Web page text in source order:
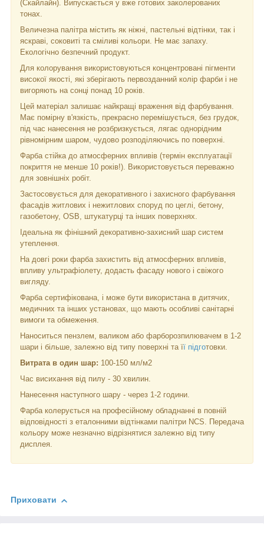
(Скайлайн). Випускається у вже готових заколерованих
тонах.
Величезна палітра містить як ніжні, пастельні відтінки, так і
яскраві, соковиті та сміливі кольори. Не має запаху.
Екологічно безпечний продукт.
Для колорування використовуються концентровані пігменти
високої якості, які зберігають первозданний колір фарби і не
вигоряють на сонці понад 10 років.
Цей матеріал залишає найкращі враження від фарбування.
Має помірну в'язкість, прекрасно перемішується, без грудок,
під час нанесення не розбризкується, лягає однорідним
рівномірним шаром, чудово розподіляючись по поверхні.
Фарба стійка до атмосферних впливів (термін експлуатації
покриття не менше 10 років!). Використовується переважно
для зовнішніх робіт.
Застосовується для декоративного і захисного фарбування
фасадів житлових і нежитлових споруд по цеглі, бетону,
газобетону, OSB, штукатурці та інших поверхнях.
Ідеальна як фінішний декоративно-захисний шар систем
утеплення.
На довгі роки фарба захистить від атмосферних впливів,
впливу ультрафіолету, додасть фасаду нового і свіжого
вигляду.
Фарба сертифікована, і може бути використана в дитячих,
медичних та інших установах, що мають особливі санітарні
вимоги та обмеження.
Наноситься пензлем, валиком або фарборозпилювачем в 1-2
шари і більше, залежно від типу поверхні та її підготовки.
Витрата в один шар: 100-150 мл/м2
Час висихання від пилу - 30 хвилин.
Нанесення наступного шару - через 1-2 години.
Фарба колерується на професійному обладнанні в повній
відповідності з еталонними відтінками палітри NCS. Передача
кольору може незначно відрізнятися залежно від типу
дисплея.
Приховати